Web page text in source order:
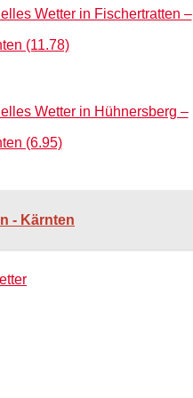
Wetter in Fischertratten –
(11.78)
Wetter in Hühnersberg –
(6.95)
- Kärnten